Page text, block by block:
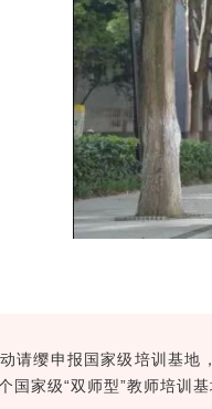
请缨申报国家级培训基地
国家级“双师型”教师培训